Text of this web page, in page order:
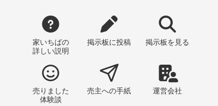
家いちばの
詳しい説明
掲示板に投稿 掲示板 を見る
売りました
体験談
売主への手紙 運営会社